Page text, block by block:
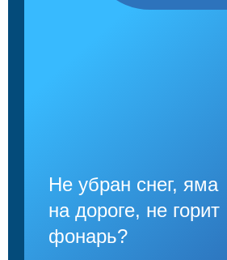
Не убран снег, яма
на дороге, не горит
фонарь?